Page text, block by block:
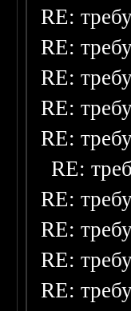
RE:
RE:
RE:
RE:
RE:
RE:
RE:
RE:
RE:
RE: